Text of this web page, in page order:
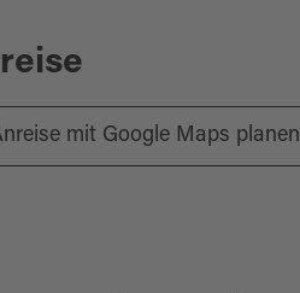
mit Google Maps planen